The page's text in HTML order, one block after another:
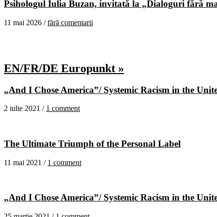
Psihologul Iulia Buzan, invitată la „Dialoguri fără
11 mai 2026 /fără comentarii
EN/FR/DE Europunkt »
„And I Chose America”/ Systemic Racism in the
2 iulie 2021 / 1 comment
The Ultimate Triumph of the Personal Label
11 mai 2021 / 1 comment
„And I Chose America”/ Systemic Racism in the